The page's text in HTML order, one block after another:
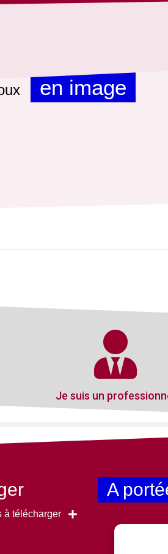
en image
Je suis un
à télécharger
A